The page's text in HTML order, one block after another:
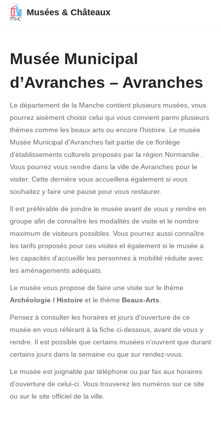
Musées & Châteaux
Musée Municipal
d’Avranches – Avranches
Le département de la Manche contient plusieurs musées, vous
pourrez aisément choisir celui qui vous convient parmi plusieurs
thèmes comme les beaux arts ou encore l'histoire. Le musée
Musée Municipal d'Avranches fait partie de ce florilège
d'établissements culturels proposés par la région Normandie..
Vous pourrez vous rendre dans la ville de Avranches pour le
visiter. Cette dernière vous accueillera également si vous
souhaitez y faire une pause pour vous restaurer.
Il est préférable de joindre le musée avant de vous y rendre en
groupe afin de connaître les modalités de visite et le nombre
maximum de visiteurs possibles. Vous pourrez aussi connaître
les tarifs proposés pour ces visites et également si le musée a
les capacités d'accueillir les personnes à mobilité réduite avec
les aménagements adéquats.
Le musée vous propose de faire une visite sur le thème
Archéologie / Histoire et le thème Beaux-Arts
Pensez à consulter les horaires et jours d'ouverture de ce
musée en vous référant à la fiche ci-dessous, avant de vous y
rendre. Il est possible que certains musées n'ouvrent que durant
certains jours dans la semaine ou que sur rendez-vous.
Le musée est joignable par téléphone ou par fax aux horaires
d'ouverture de celui-ci. Vous trouverez les numéros sur ce site
ou sur le site officiel de la ville.